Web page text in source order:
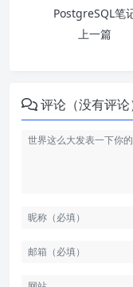
PostgreSQL笔
上一篇
评论（没有评论